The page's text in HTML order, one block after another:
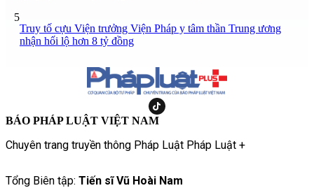
5
Truy tố cựu Viện trưởng Viện Pháp y tâm thần Trung ương
nhận hối lộ hơn 8 tỷ đồng
BÁO PHÁP LUẬT VIỆT NAM
Chuyên trang truyền thông Pháp Luật Pháp Luật +
Tổng Biên tập: Tiến sĩ Vũ Hoài Nam